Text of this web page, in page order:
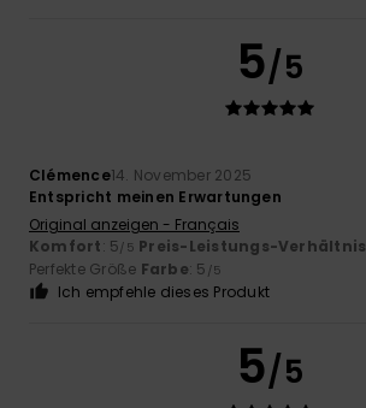
5/5
Clémence14. November 2025
Entspricht meinen Erwartungen
Original anzeigen - Français
Komfort: 5/5 Preis-Leistungs-Verhältnis
Perfekte Größe Farbe: 5 /5
Ich empfehle dieses Produkt
5/5